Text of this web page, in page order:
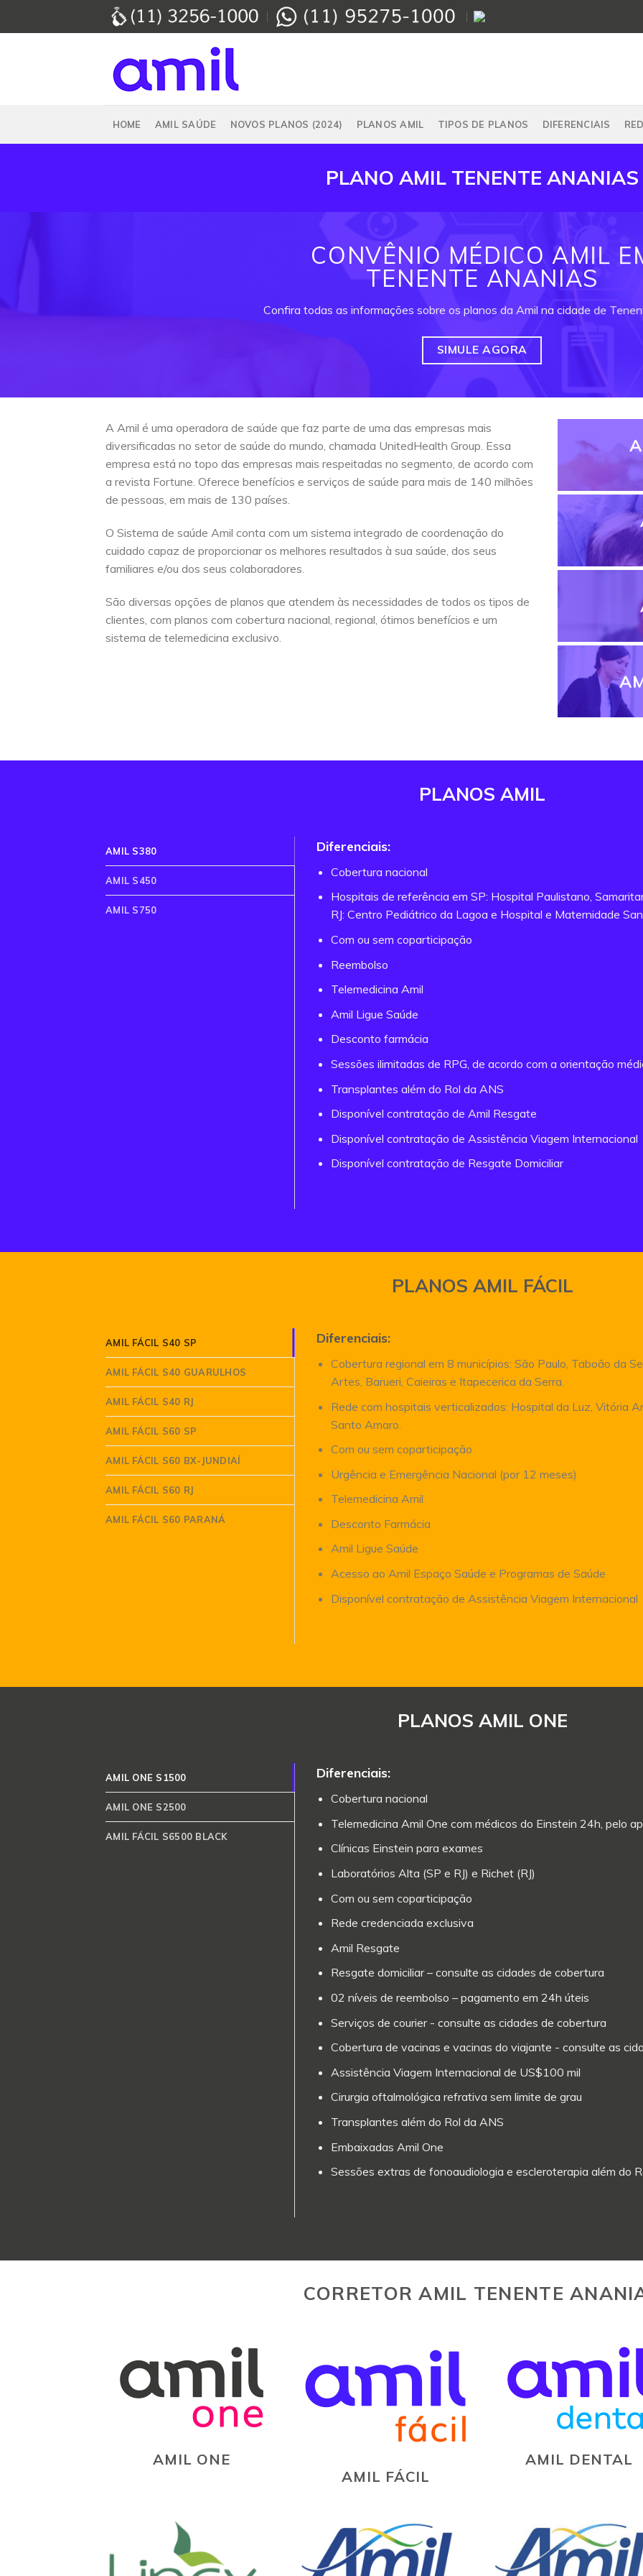
HOME AMIL SAÚDE NOVOS PLANOS (2024) PLANOS AMIL TIPOS DE PLANOS DIFERENCIAIS
PLANO AMIL TENENTE ANANIAS
CONVÊNIO MÉDICO AMIL
TENENTE ANANIAS
Confira todas as informações sobre os planos da Amil na cidade de
SIMULE AGORA
A Amil é uma operadora de saúde que faz parte de uma das empresas mais
diversificadas no setor de saúde do mundo, chamada UnitedHealth Group. Essa
empresa está no topo das empresas mais respeitadas no segmento, de acordo com
a revista Fortune. Oferece benefícios e serviços de saúde para mais de 140 milhões
de pessoas, em mais de 130 países.
O Sistema de saúde Amil conta com um sistema integrado de coordenação do
cuidado capaz de proporcionar os melhores resultados à sua saúde, dos seus
familiares e/ou dos seus colaboradores.
São diversas opções de planos que atendem às necessidades de todos os tipos de
clientes, com planos com cobertura nacional, regional, ótimos benefícios e um
sistema de telemedicina exclusivo.
PLANOS AMIL
AMIL S380
AMIL S450
AMIL S750
Diferenciais:
Cobertura nacional
Hospitais de referência em SP: Hospital Paulistano,
RJ: Centro Pediátrico da Lagoa e Hospital e Maternidade
Com ou sem coparticipação
Reembolso
Telemedicina Amil
Amil Ligue Saúde
Desconto farmácia
Sessões ilimitadas de RPG, de acordo com a orientação
Transplantes além do Rol da ANS
Disponível contratação de Amil Resgate
Disponível contratação de Assistência Viagem Internacional
Disponível contratação de Resgate Domiciliar
PLANOS AMIL FÁCIL
AMIL FÁCIL S40 SP
AMIL FÁCIL S40 GUARULHOS
AMIL FÁCIL S40 RJ
AMIL FÁCIL S60 SP
AMIL FÁCIL S60 BX-JUNDIAÍ
AMIL FÁCIL S60 RJ
AMIL FÁCIL S60 PARANÁ
Diferenciais:
Cobertura regional em 8 municípios: São Paulo, Taboão da
Artes, Barueri, Caieiras e Itapecerica da Serra.
Rede com hospitais verticalizados: Hospital da Luz, Vitória
Santo Amaro.
Com ou sem coparticipação
Urgência e Emergência Nacional (por 12 meses)
Telemedicina Amil
Desconto Farmácia
Amil Ligue Saúde
Acesso ao Amil Espaço Saúde e Programas de Saúde
Disponível contratação de Assistência Viagem Internacional
PLANOS AMIL ONE
AMIL ONE S1500
AMIL ONE S2500
AMIL FÁCIL S6500 BLACK
Diferenciais:
Cobertura nacional
Telemedicina Amil One com médicos do Einstein 24h, pelo
Clínicas Einstein para exames
Laboratórios Alta (SP e RJ) e Richet (RJ)
Com ou sem coparticipação
Rede credenciada exclusiva
Amil Resgate
Resgate domiciliar – consulte as cidades de cobertura
02 níveis de reembolso – pagamento em 24h úteis
Serviços de courier - consulte as cidades de cobertura
Cobertura de vacinas e vacinas do viajante - consulte as
Assistência Viagem Internacional de US$100 mil
Cirurgia oftalmológica refrativa sem limite de grau
Transplantes além do Rol da ANS
Embaixadas Amil One
Sessões extras de fonoaudiologia e escleroterapia além do
CORRETOR AMIL TENENTE
AMIL ONE
AMIL FÁCIL
AMIL DENTAL